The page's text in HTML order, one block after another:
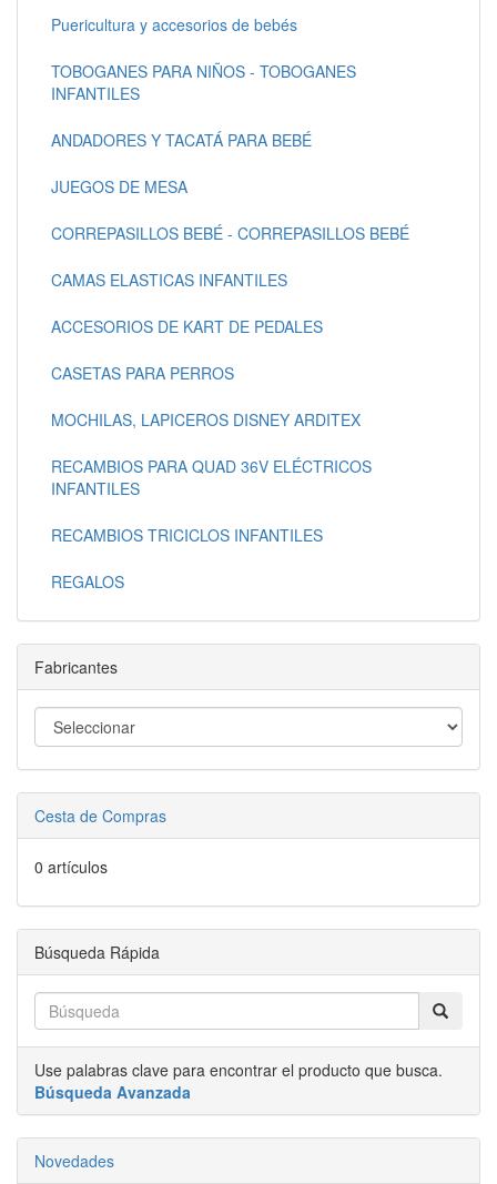
Puericultura y accesorios de bebés
TOBOGANES PARA NIÑOS - TOBOGANES
INFANTILES
ANDADORES Y TACATÁ PARA BEBÉ
JUEGOS DE MESA
CORREPASILLOS BEBÉ - CORREPASILLOS BEBÉ
CAMAS ELASTICAS INFANTILES
ACCESORIOS DE KART DE PEDALES
CASETAS PARA PERROS
MOCHILAS, LAPICEROS DISNEY ARDITEX
RECAMBIOS PARA QUAD 36V ELÉCTRICOS
INFANTILES
RECAMBIOS TRICICLOS INFANTILES
REGALOS
Fabricantes
Cesta de Compras
0 artículos
Búsqueda Rápida
Use palabras clave para encontrar el producto que busca.
Búsqueda Avanzada
Novedades